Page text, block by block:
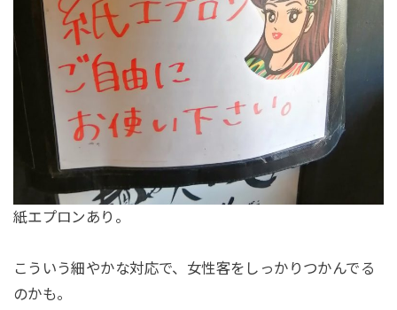
紙エプロンあり。
こういう細やかな対応で、女性客をしっかりつかんでる
のかも。